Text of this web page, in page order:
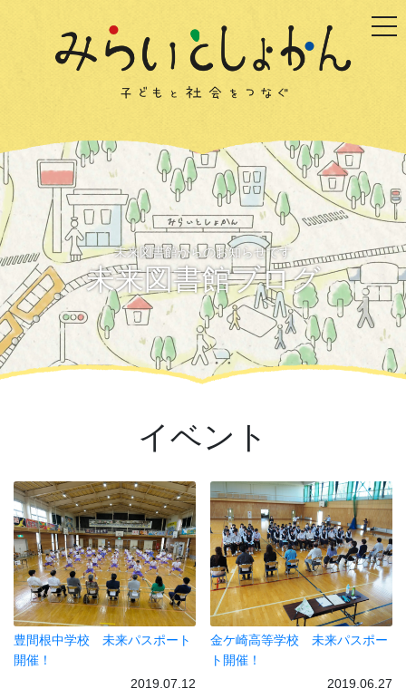
未来図書館からのお知らせです
未来図書館ブログ
イベント
豊間根中学校 未来パスポート
開催！
2019.07.12
金ケ崎高等学校 未来パスポー
ト開催！
2019.06.27